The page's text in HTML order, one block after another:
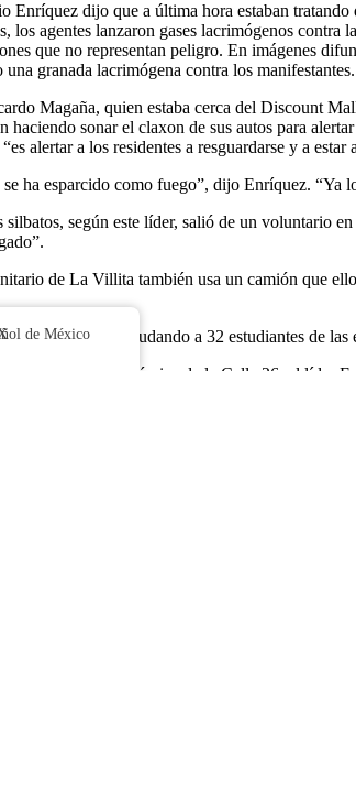
Enríquez dijo que a última hora estaban
los agentes lanzaron gases lacrimógenos
que no representan peligro. En imágenes
granada lacrimógena contra los manifestantes.
Magaña, quien estaba cerca del Discount
haciendo sonar el claxon de sus autos para
alertar a los residentes a resguardarse y a estar
ha esparcido como fuego”, dijo Enríquez.
silbatos, según este líder, salió de un voluntario
de La Villita también usa un camión que
Enríquez están ayudando a 32 estudiantes de las
de la franja económica de la Calle 26, el líder
de México